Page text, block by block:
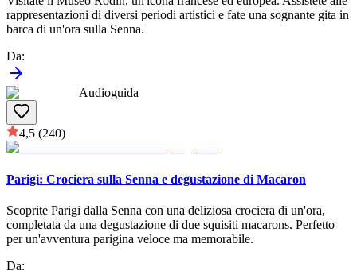
rappresentazioni di diversi periodi artistici e fate una sognante gita in
barca di un'ora sulla Senna.
Da:
Audioguida
4,5 (240)
Parigi: Crociera sulla Senna e degustazione di Macaron
Scoprite Parigi dalla Senna con una deliziosa crociera di un'ora,
completata da una degustazione di due squisiti macarons. Perfetto
per un'avventura parigina veloce ma memorabile.
Da: